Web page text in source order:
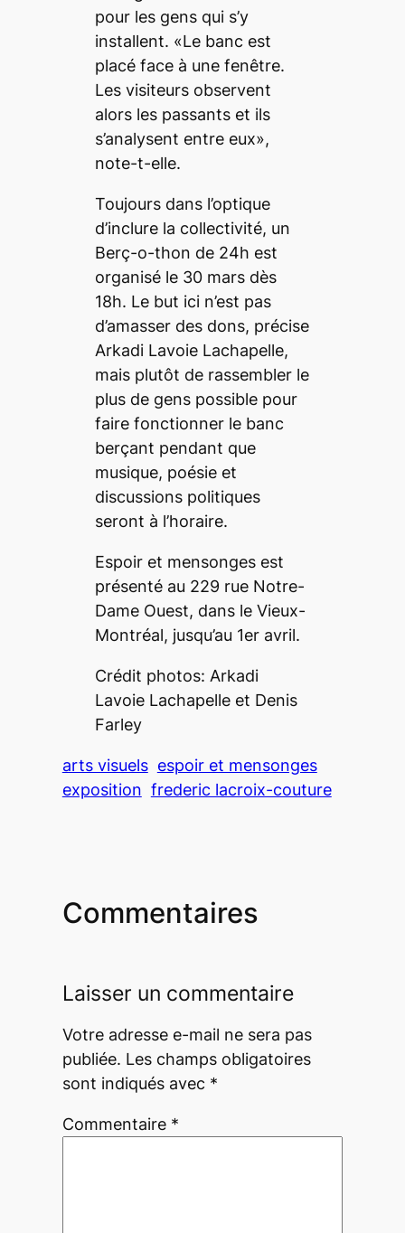
pour les gens qui s’y
installent. «Le banc est
placé face à une fenêtre.
Les visiteurs observent
alors les passants et ils
s’analysent entre eux»,
note-t-elle.
Toujours dans l’optique
d’inclure la collectivité, un
Berç-o-thon de 24h est
organisé le 30 mars dès
18h. Le but ici n’est pas
d’amasser des dons, précise
Arkadi Lavoie Lachapelle,
mais plutôt de rassembler le
plus de gens possible pour
faire fonctionner le banc
berçant pendant que
musique, poésie et
discussions politiques
seront à l’horaire.
Espoir et mensongesest
présenté au 229 rue Notre-
Dame Ouest, dans le Vieux-
Montréal, jusqu’au 1er avril.
Crédit photos: Arkadi
Lavoie Lachapelle et Denis
Farley
arts visuels espoir et mensonges
exposition frederic lacroix-couture
Commentaires
Laisser un commentaire
Votre adresse e-mail ne sera pas
publiée. Les champs obligatoires
sont indiqués avec *
Commentaire *